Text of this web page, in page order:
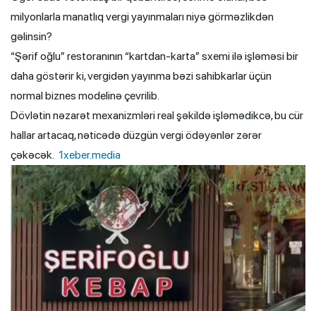
milyonlarla manatlıq vergi yayınmaları niyə görməzlikdən
gəlinsin?
“Şərif oğlu” restoranının “kartdan-karta” sxemi ilə işləməsi bir
daha göstərir ki, vergidən yayınma bəzi sahibkarlar üçün
normal biznes modelinə çevrilib.
Dövlətin nəzarət mexanizmləri real şəkildə işləmədikcə, bu cür
hallar artacaq, nəticədə düzgün vergi ödəyənlər zərər
çəkəcək. 1xeber.media